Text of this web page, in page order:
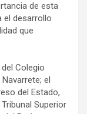
de esta
el desarrollo
que
Colegio
el
del Estado,
Superior